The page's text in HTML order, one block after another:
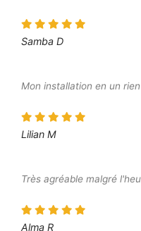
Samba D
Mon installation en un
Lilian M
Très agréable malgré
Alma R